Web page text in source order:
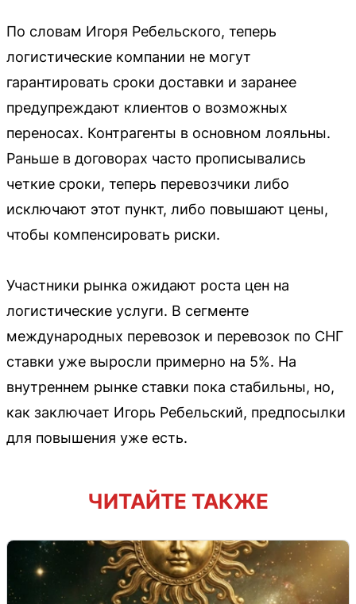
По словам Игоря Ребельского, теперь
логистические компании не могут
гарантировать сроки доставки и заранее
предупреждают клиентов о возможных
переносах. Контрагенты в основном лояльны.
Раньше в договорах часто прописывались
четкие сроки, теперь перевозчики либо
исключают этот пункт, либо повышают цены,
чтобы компенсировать риски.
Участники рынка ожидают роста цен на
логистические услуги. В сегменте
международных перевозок и перевозок по СНГ
ставки уже выросли примерно на 5%. На
внутреннем рынке ставки пока стабильны, но,
как заключает Игорь Ребельский, предпосылки
для повышения уже есть.
ЧИТАЙТЕ ТАКЖЕ